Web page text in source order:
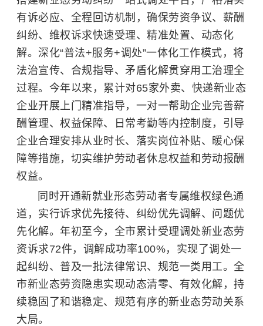
有诉必应、全程回访机制，确保劳资争议、薪酬
纠纷、维权诉求快速受理、精准处置、动态化
解。深化“普法+服务+调处”一体化工作模式，将
法治宣传、合规指导、矛盾化解贯穿用工治理全
过程。今年以来，累计对65家外卖、快递新业态
企业开展上门精准指导，一对一帮助企业完善薪
酬管理、权益保障、日常考勤等内控制度，引导
企业合理安排从业时长、落实岗位补贴、暖心保
障等措施，切实维护劳动者休息权益和劳动报酬
权益。
同时开通新就业形态劳动者专属维权绿色通
道，实行诉求优先接待、纠纷优先调解、问题优
先化解。年初至今，全市累计受理调处新业态劳
资诉求72件，调解成功率100%，实现了调处一
起纠纷、普及一批法律常识、规范一类用工。全
市新业态劳资隐患实现动态清零、有效化解，持
续稳固了和谐稳定、规范有序的新业态劳动关系
大局。